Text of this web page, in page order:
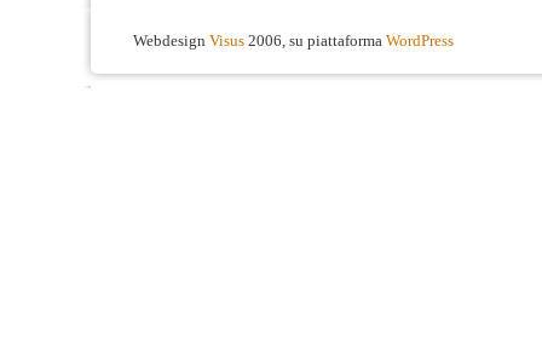
Webdesign Visus 2006, su piattaforma WordPress